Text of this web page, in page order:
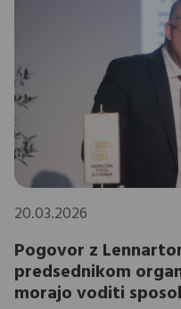
20.03.2026
Pogovor z
predsednikom
morajo voditi